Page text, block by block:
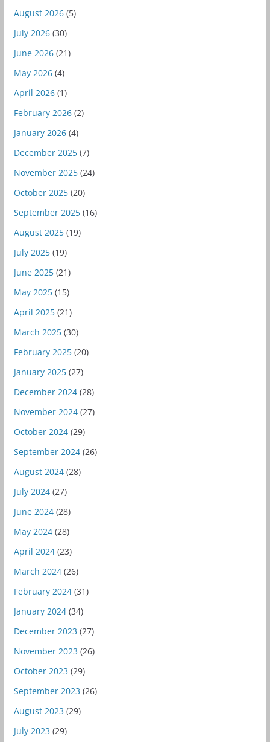
August 2026(5)
July 2026(30)
June 2026(21)
May 2026(4)
April 2026(1)
February 2026(2)
January 2026(4)
December 2025(7)
November 2025(24)
October 2025(20)
September 2025(16)
August 2025(19)
July 2025(19)
June 2025(21)
May 2025(15)
April 2025(21)
March 2025(30)
February 2025(20)
January 2025(27)
December 2024(28)
November 2024(27)
October 2024(29)
September 2024(26)
August 2024(28)
July 2024(27)
June 2024(28)
May 2024(28)
April 2024(23)
March 2024(26)
February 2024(31)
January 2024(34)
December 2023 (27)
November 2023 (26)
October 2023 (29)
September 2023 (26)
August 2023 (29)
July 2023 (29)